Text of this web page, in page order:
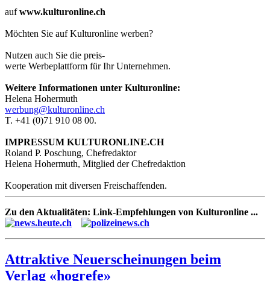
aufwww.kulturonline.ch
Möchten Sie auf Kulturonline werben?
Nutzen auch Sie die preis-
werte Werbeplattform für Ihr Unternehmen.
Weitere Informationen unter Kulturonline:
Helena Hohermuth
werbung@kulturonline.ch
T. +41 (0)71 910 08 00.
IMPRESSUM KULTURONLINE.CH
Roland P. Poschung, Chefredaktor
Helena Hohermuth, Mitglied der Chefredaktion
Kooperation mit diversen Freischaffenden.
Zu den Aktualitäten: Link-Empfehlungen von Kulturonline ...
Attraktive Neuerscheinungen beim
Verlag «hogrefe»